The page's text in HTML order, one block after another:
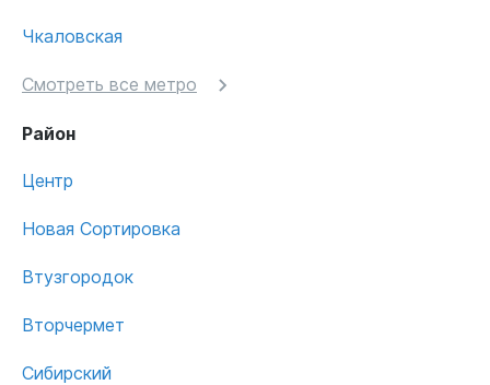
Чкаловская
Смотреть все метро
Район
Центр
Новая Сортировка
Втузгородок
Вторчермет
Сибирский